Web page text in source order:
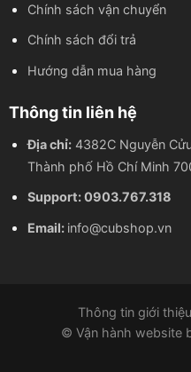
Chính sách vận chuyển
Chính sách đổi trả
Hướng dẫn mua hàng
Thông tin liên hệ
Địa chỉ:4382C Nguyễn
Thành phố Hồ Chí Minh
Support: 0903.767.318
Email: info@cubshop.vn
Thông tin giới thiệu
© Vận hành website